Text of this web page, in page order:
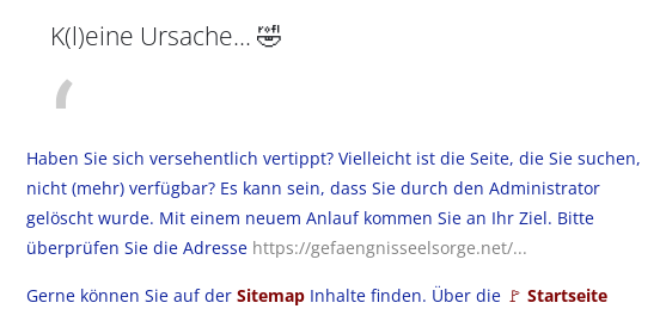
K(l)eine Ursache... 🤣
Haben Sie sich versehentlich vertippt? Vielleicht ist die Seite, die Sie suchen,
nicht (mehr) verfügbar? Es kann sein, dass Sie durch den Administrator
gelöscht wurde. Mit einem neuem Anlauf kommen Sie an Ihr Ziel. Bitte
überprüfen Sie die Adresse https://gefaengnisseelsorge.net/...
Gerne können Sie auf der Sitemap Inhalte finden. Über die 🚩 Startseite